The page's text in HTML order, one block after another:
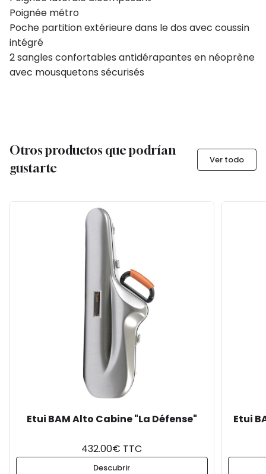
Poignée métro
Poche partition extérieure dans le dos avec coussin
intégré
2 sangles confortables antidérapantes en néoprène
avec mousquetons sécurisés
Otros productos que podrían
gustarte
Ver todo
Etui BAM Alto Cabine "La Défense"
432.00€ TTC
Descubrir
Etui